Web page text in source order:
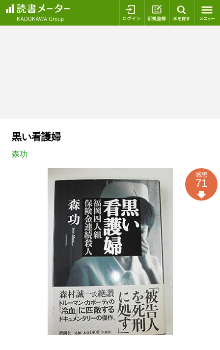
ログイン 新規登録
黒い看護婦
森功
感想
71